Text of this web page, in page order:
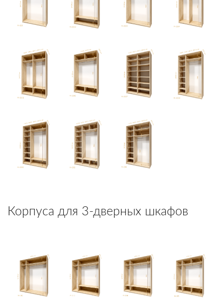
Корпуса для 3-дверных шкафов